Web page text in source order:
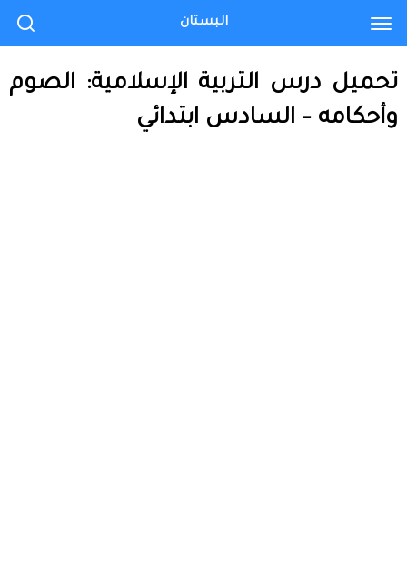
تحميل درس التربية الإسلامية: الصوم
وأحكامه – السادس ابتدائي
البستان